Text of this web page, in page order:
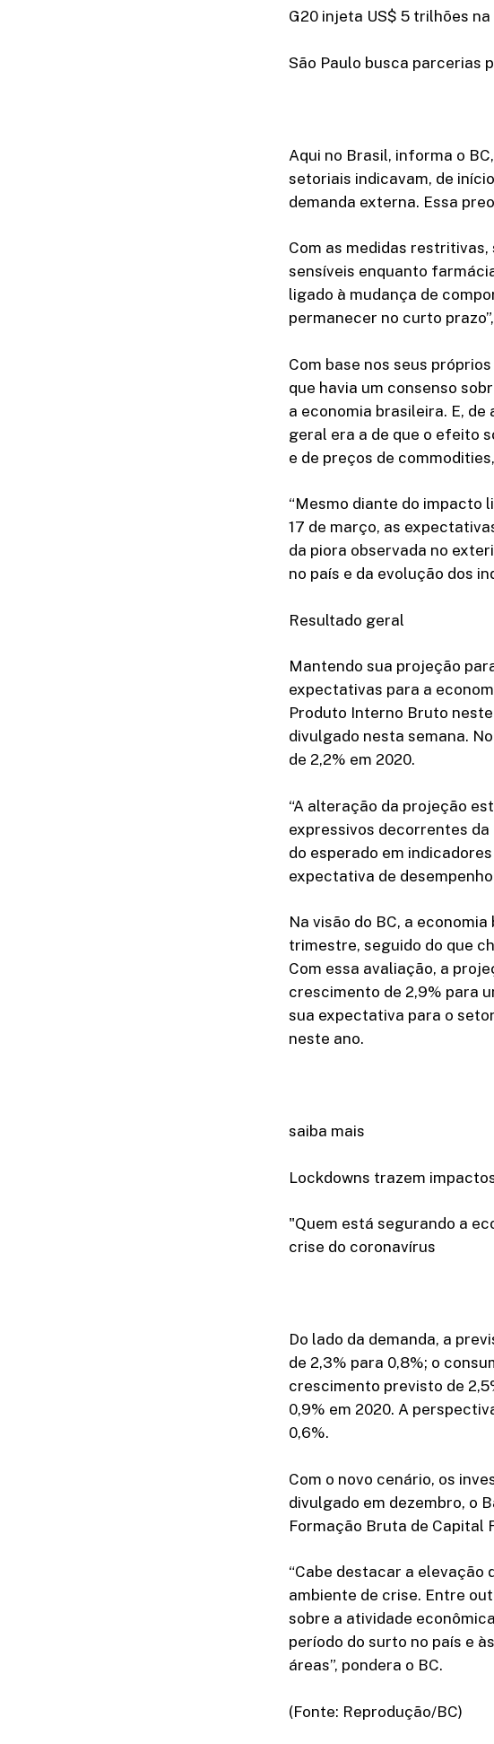
G20 injeta US$ 5 trilhões
São Paulo busca parcerias
Aqui no Brasil, informa o
setoriais indicavam, de
demanda externa. Essa
Com as medidas
sensíveis enquanto
ligado à mudança de
permanecer no curto
Com base nos seus
que havia um consenso
a economia brasileira. E,
geral era a de que o efeito
e de preços de
“Mesmo diante do impacto
17 de março, as
da piora observada no
no país e da evolução dos
Resultado geral
Mantendo sua projeção
expectativas para a
Produto Interno Bruto
divulgado nesta semana.
de 2,2% em 2020.
“A alteração da projeção
expressivos decorrentes da
do esperado em
expectativa de
Na visão do BC, a
trimestre, seguido do que
Com essa avaliação, a
crescimento de 2,9% para
sua expectativa para o
neste ano.
saiba mais
Lockdowns trazem
"Quem está segurando a
crise do coronavírus
Do lado da demanda, a
de 2,3% para 0,8%; o
crescimento previsto de
0,9% em 2020. A
0,6%.
Com o novo cenário, os
divulgado em dezembro, o
Formação Bruta de Capital
“Cabe destacar a elevação
ambiente de crise. Entre
sobre a atividade
período do surto no país e
áreas”, pondera o BC.
(Fonte: Reprodução/BC)